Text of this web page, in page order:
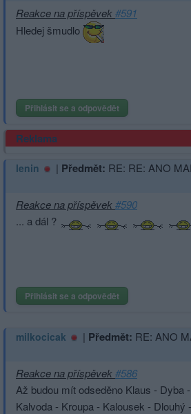
Reakce na příspěvek#591
Hledej šmudlo
Přihlásit se a odpovědět
Reklama
lenin | Předmět: RE: RE: ANO
Reakce na příspěvek#590
... a dál ?
Přihlásit se a odpovědět
milkocicak | Předmět: RE: ANO
Reakce na příspěvek#586
Až budou mít odseděno Klaus - Dyba
Kalvoda - Kroupa - Kalousek - Dlouhý